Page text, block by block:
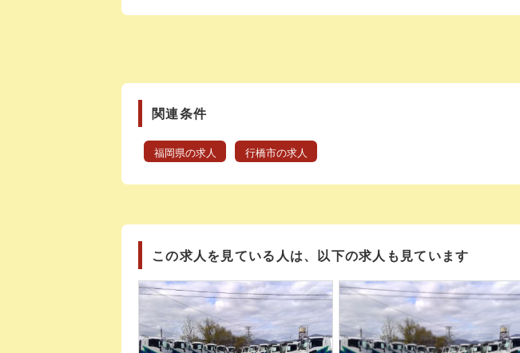
関連条件
福岡県の求人 行橋市の求人
この求人を見ている人は、以下の求人も見ています